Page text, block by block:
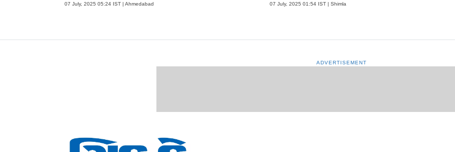
07 July, 2025 05:24 IST | Ahmedabad 07 July, 2025 01:54 IST | Shimla
ADVERTISEMENT